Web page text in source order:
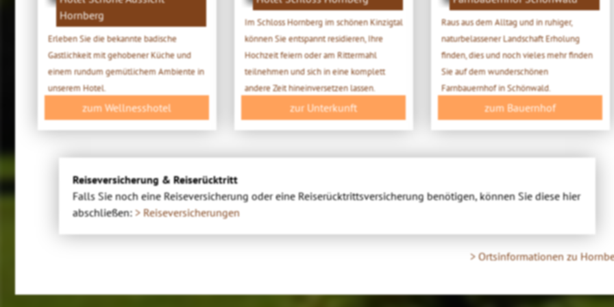
Hornberg
Erleben Sie die bekannte badische
Gastlichkeit mit gehobener Küche und
einem rundum gemütlichem Ambiente in
unserem Hotel.
zum Wellnesshotel
Im Schloss Hornberg im schönen Kinzigtal
können Sie entspannt residieren, Ihre
Hochzeit feiern oder am Rittermahl
teilnehmen und sich in eine komplett
andere Zeit hineinversetzen lassen.
zur Unterkunft
Raus aus dem Alltag und in ruhiger,
naturbelassener Landschaft Erholung
finden, dies und noch vieles mehr finden
Sie auf dem wunderschönen
Farnbauernhof in Schönwald.
zum Bauernhof
Reiseversicherung & Reiserücktritt
Falls Sie noch eine Reiseversicherung oder eine Reiserücktrittsversicherung benötigen, können Sie diese hier
abschließen: > Reiseversicherungen
> Ortsinformationen zu